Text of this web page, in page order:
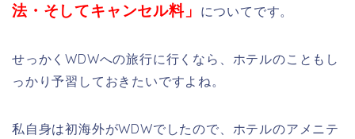
法・そしてキャンセル料」 についてです。
せっかくWDWへの旅行に行くなら、ホテルのこともし
っかり予習しておきたいですよね。
私自身は初海外がWDWでしたので、ホテルのアメニテ